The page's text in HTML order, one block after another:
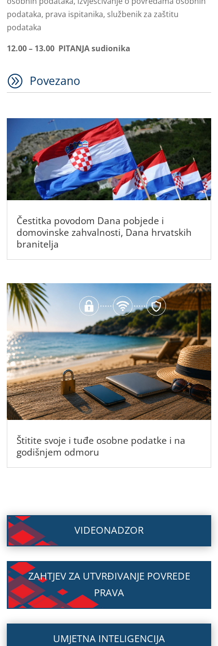
podataka, prava ispitanika, službenik za zaštitu
podataka
12.00 – 13.00 PITANJA sudionika
A Povezano
Čestitka povodom Dana pobjede i
domovinske zahvalnosti, Dana hrvatskih
branitelja
Štitite svoje i tuđe osobne podatke i na
godišnjem odmoru
VIDEONADZOR
ZAHTJEV ZA UTVRĐIVANJE POVREDE
PRAVA
UMJETNA INTELIGENCIJA